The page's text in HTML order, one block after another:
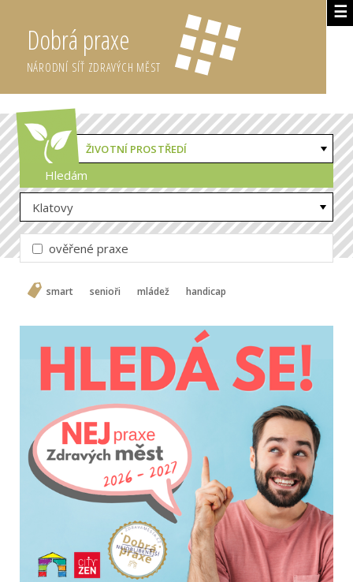
☰
Dobrá praxe
NÁRODNÍ SÍŤ ZDRAVÝCH MĚST
ŽIVOTNÍ PROSTŘEDÍ
Hledám
Klatovy
ověřené praxe
smart senioři mládež handicap